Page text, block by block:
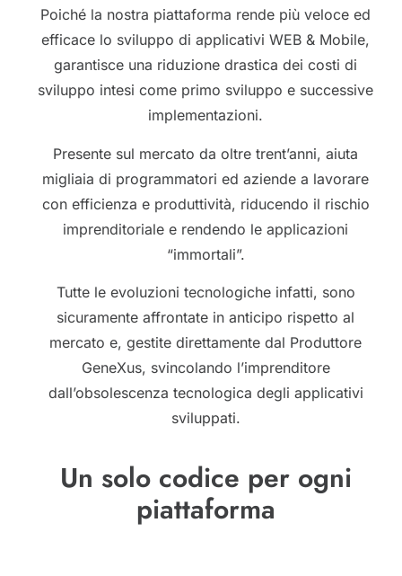
Poiché la nostra piattaforma rende più veloce ed
efficace lo sviluppo di applicativi WEB & Mobile,
garantisce una riduzione drastica dei costi di
sviluppo intesi come primo sviluppo e successive
implementazioni.
Presente sul mercato da oltre trent’anni, aiuta
migliaia di programmatori ed aziende a lavorare
con efficienza e produttività, riducendo il rischio
imprenditoriale e rendendo le applicazioni
“immortali”.
Tutte le evoluzioni tecnologiche infatti, sono
sicuramente affrontate in anticipo rispetto al
mercato e, gestite direttamente dal Produttore
GeneXus, svincolando l’imprenditore
dall’obsolescenza tecnologica degli applicativi
sviluppati.
Un solo codice per ogni
piattaforma